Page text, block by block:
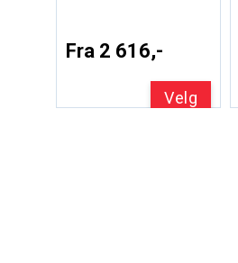
Fra 2 616,-
Velg